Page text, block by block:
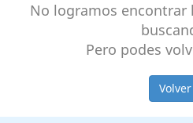
No logramos encontrar
Pero podes
Volver